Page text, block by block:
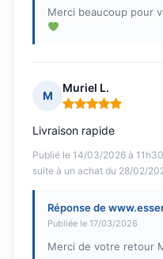
Merci beaucoup pour
M
Muriel L.
Note : 5 sur 5
Publié le 14/03/2026 à 11h30
suite à un achat du 28/02/
Livraison rapide
Réponse de
Publiée le 17/03/2026
Merci de votre retour